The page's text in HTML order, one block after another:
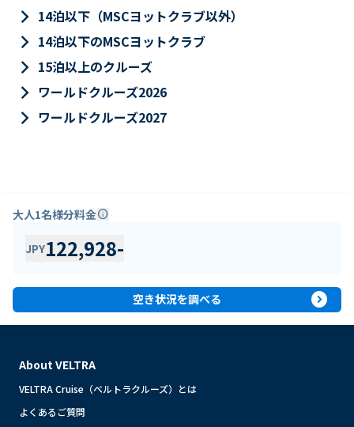
keyboard_arrow_right 14泊以下（MSCヨットクラブ以外）
keyboard_arrow_right 14泊以下のMSCヨットクラブ
keyboard_arrow_right 15泊以上のクルーズ
keyboard_arrow_right ワールドクルーズ2026
keyboard_arrow_right ワールドクルーズ2027
大人1名様分料金info
JPY122,928-
空き状況を調べる expand_circle_right
About VELTRA
VELTRA Cruise（ベルトラクルーズ）とは
よくあるご質問